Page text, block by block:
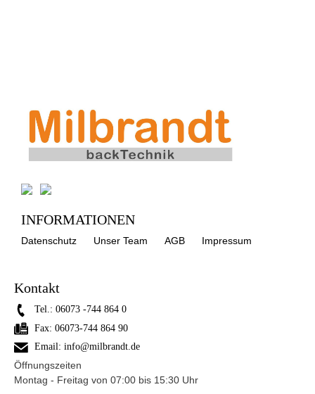
INFORMATIONEN
Datenschutz Unser Team AGB Impressum
Kontakt
Tel.: 06073 -744 864 0
Fax: 06073-744 864 90
Email: info@milbrandt.de
Öffnungszeiten
Montag - Freitag von 07:00 bis 15:30 Uhr